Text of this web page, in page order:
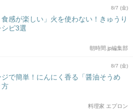
8/7 (金)
食感が楽しい」火を使わない！きゅうり
ピ3選
朝時間.jp編集部
8/7 (金)
で簡単！にんにく香る「醤油そうめ
方
料理家 エプロン